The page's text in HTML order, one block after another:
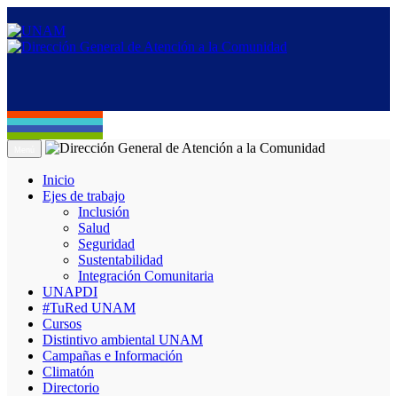
Inicio
Ejes de trabajo
Inclusión
Salud
Seguridad
Sustentabilidad
Integración Comunitaria
UNAPDI
#TuRed UNAM
Cursos
Distintivo ambiental UNAM
Campañas e Información
Climatón
Directorio